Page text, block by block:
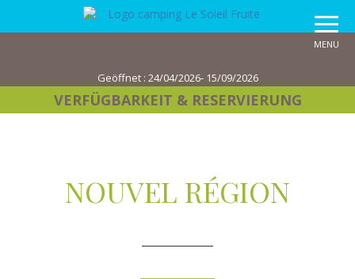
MENU
Geöffnet : 24/04/2026- 15/09/2026
VERFÜGBARKEIT & RESERVIERUNG
NOUVEL RÉGION